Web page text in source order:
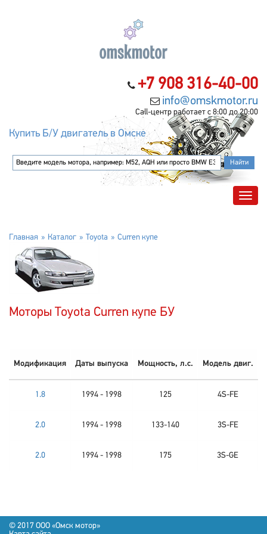
+7 908 316-40-00
info@omskmotor.ru
Call-центр работает с 8:00 до 20:00
Купить Б/У двигатель в Омске
Главная Каталог Toyota Curren купе
Моторы Toyota Curren купе БУ
Модификация Даты выпуска Мощность, л.с. Модель двиг.
1.8 1994 - 1998 125 4S-FE
2.0 1994 - 1998 133-140 3S-FE
2.0 1994 - 1998 175 3S-GE
© 2017 OOO «Омск мотор»